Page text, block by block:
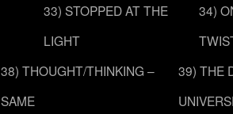
33) STOPPED AT THE
LIGHT
34)
38) THOUGHT/THINKING –
SAME
39) THE